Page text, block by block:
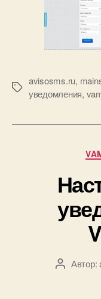
Метки
avisosms.ru,
уведомления,
АвторАвтор: